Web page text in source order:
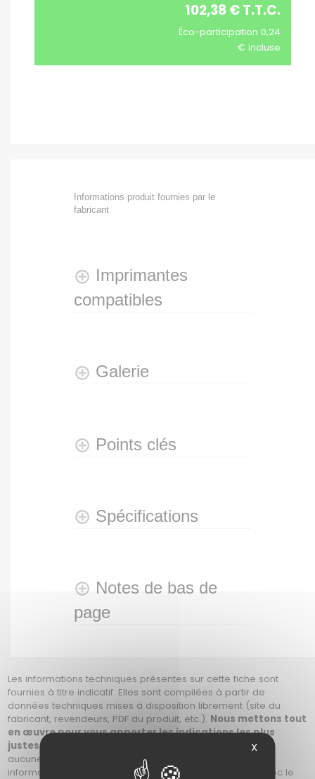
102,38 € T.T.C.
Éco-participation 0,24
€ incluse
Informations produit fournies par le
fabricant
Imprimantes
compatibles
Galerie
Points clés
Spécifications
Notes de bas de
page
Les informations techniques présentes sur cette fiche sont
fournies à titre indicatif. Elles sont compilées à partir de
données techniques mises à disposition librement (site du
fabricant, revendeurs, PDF du produit, etc.). Nous mettons tout
en œuvre pour vous apporter les indications les plus
justes. Cependant,
qu'il n'y ait
aucune erreur. Il appartient donc à chacun de vérifier les
informations avant son achat, soit en prenant contact avec le
X